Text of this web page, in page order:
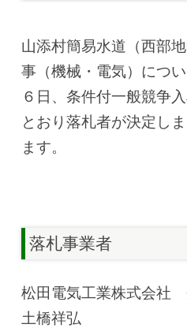
山添村簡易水道（西部
事（機械・電気）につ
６日、条件付一般競争
とおり落札者が決定し
ます。
落札事業者
松田電気工業株式会
土橋祥弘